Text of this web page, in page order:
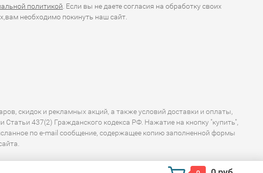
политикой . Если вы не даете согласия на обработку своих
необходимо покинуть наш сайт.
скидок и рекламных акций, а также условий доставки и оплаты,
437(2) Гражданского кодекса РФ. Нажатие на кнопку "купить",
по e-mail сообщение, содержащее копию заполненной формы